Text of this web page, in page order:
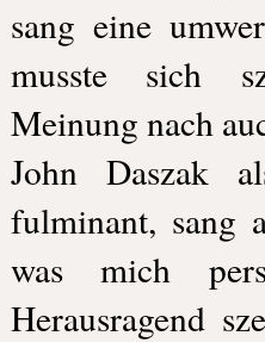
sang eine
musste sich
Meinung nach
John Daszak
fulminant, sang
was mich
Herausragend